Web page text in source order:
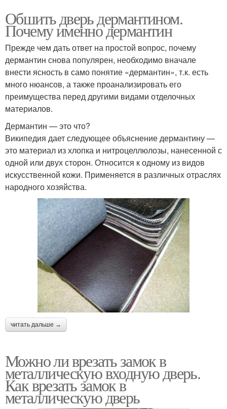
Обшить дверь дермантином.
Почему именно дермантин
Прежде чем дать ответ на простой вопрос, почему
дермантин снова популярен, необходимо вначале
внести ясность в само понятие «дермантин», т.к. есть
много нюансов, а также проанализировать его
преимущества перед другими видами отделочных
материалов.
Дермантин — это что?
Википедия дает следующее объяснение дермантину —
это материал из хлопка и нитроцеллюлозы, нанесенной с
одной или двух сторон. Относится к одному из видов
искусственной кожи. Применяется в различных отраслях
народного хозяйства.
читать дальше →
Можно ли врезать замок в
металлическую входную дверь.
Как врезать замок в
металлическую дверь